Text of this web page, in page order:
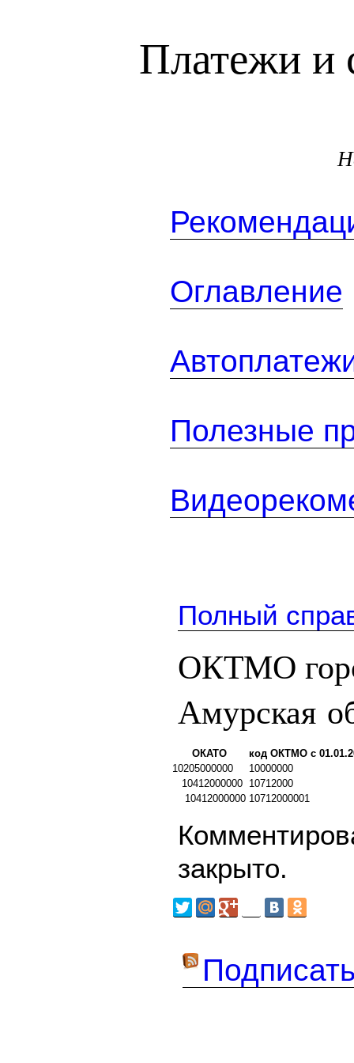
Платежи и
Оглавление
Полезные
Полный
ОКТМО
Амурская
ОКАТО
код ОКТМО с
10205000000
10000000
10412000000 10712000
10412000000 10712000001
закрыто.